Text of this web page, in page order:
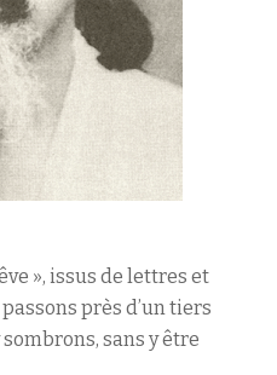
», issus de lettres et
près d’un tiers
sans y être